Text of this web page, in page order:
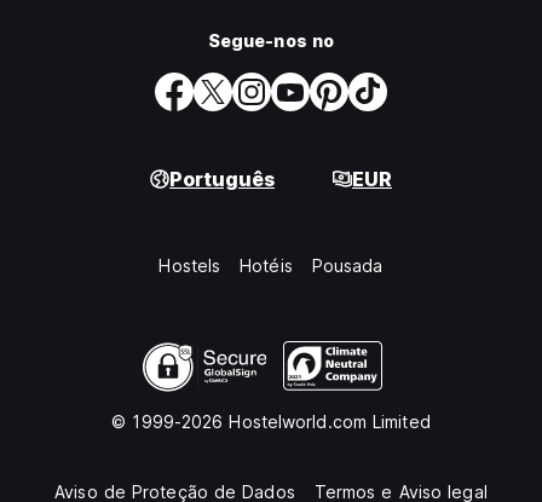
Segue-nos no
Português EUR
Hostels Hotéis Pousada
© 1999-2026 Hostelworld.com Limited
Aviso de Proteção de Dados Termos e Aviso legal